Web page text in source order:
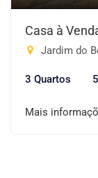
Casa à
Jardim do
3 Quartos
Mais